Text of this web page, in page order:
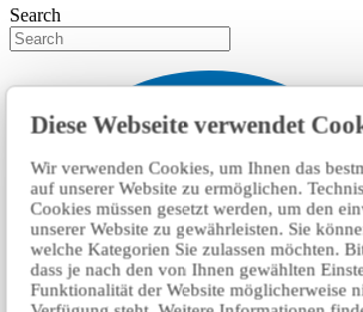
Diese Webseite verwendet
Wir verwenden Cookies, um Ihnen das
auf unserer Website zu ermöglichen.
Cookies müssen gesetzt werden, um den
unserer Website zu gewährleisten. Sie
welche Kategorien Sie zulassen möchten.
dass je nach den von Ihnen gewählten
Funktionalität der Website möglicherweise
Search